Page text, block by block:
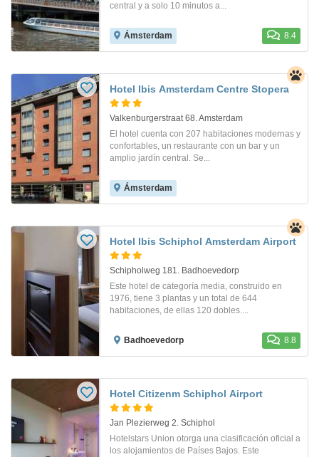
central y a solo 10 minutos a...
Ámsterdam 8.4
Hotel Ibis Amsterdam Centre Stopera
Valkenburgerstraat 68. Amsterdam
El hotel cuenta con 207 habitaciones modernas y
confortables, un restaurante con un bar y un
amplio jardín central. Se...
Ámsterdam
Hotel Ibis Schiphol Amsterdam Airport
Schipholweg 181. Badhoevedorp
Este hotel de categoría media, construido en
1976, tiene 3 plantas y un total de 644
habitaciones, de ellas 120 dobles....
Badhoevedorp 8.8
Hotel Citizenm Schiphol Airport
Jan Plezierweg 2. Schiphol
Hotelstars Union otorga una clasificación oficial a
los alojamientos de Países Bajos. Este